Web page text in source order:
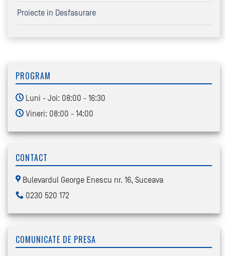
Proiecte in Desfasurare
PROGRAM
Luni - Joi: 08:00 - 16:30
Vineri: 08:00 - 14:00
CONTACT
Bulevardul George Enescu nr. 16, Suceava
0230 520 172
COMUNICATE DE PRESA